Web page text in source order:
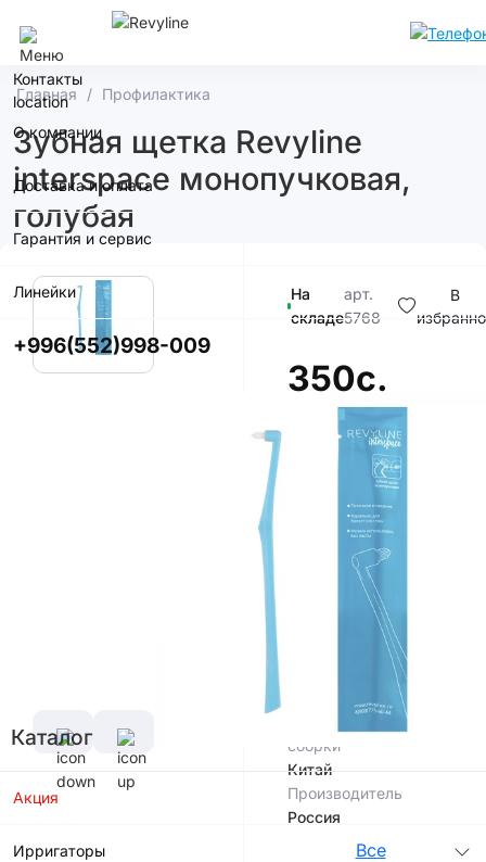
Контакты
О компании
Доставка и оплата
Гарантия и сервис
Линейки
+996(552)998-009
Каталог
Акция
Ирригаторы
Главная Профилактика
Зубная щетка Revyline
interspace монопучковая,
голубая
На
складе
арт.
5768
В
350с.
В корзину
Характеристики
сборки
Китай
Производитель
Россия
Все